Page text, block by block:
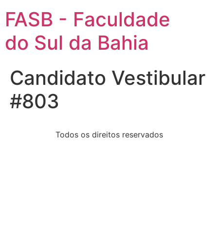
FASB - Faculdade
do Sul da Bahia
Candidato Vestibular
#803
Todos os direitos reservados